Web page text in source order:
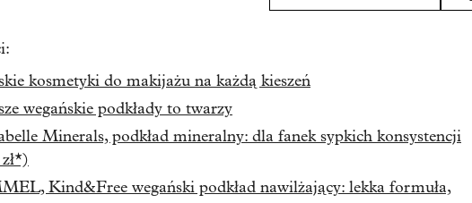
kosmetyki do makijażu na każdą kieszeń
wegańskie podkłady to twarzy
Minerals, podkład mineralny: dla fanek sypkich konsystencji
Kind&Free wegański podkład nawilżający: lekka formuła,